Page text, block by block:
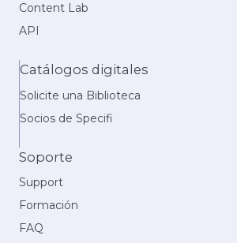
Content Lab
API
Catálogos digitales
Solicite una Biblioteca
Socios de Specifi
Soporte
Support
Formación
FAQ